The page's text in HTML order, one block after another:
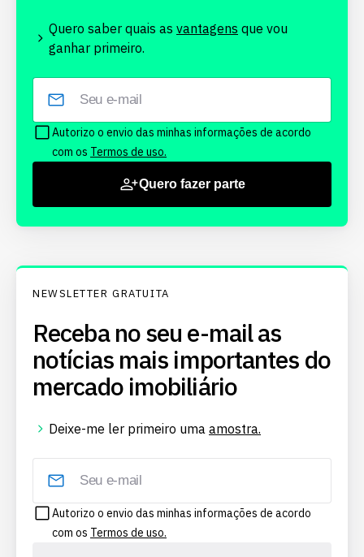
Quero saber quais as vantagens que vou
ganhar primeiro.
Autorizo o envio das minhas informações de acordo
com os Termos de uso.
Quero fazer parte
NEWSLETTER GRATUITA
Receba no seu e-mail as
notícias mais importantes do
mercado imobiliário
Deixe-me ler primeiro uma amostra.
Autorizo o envio das minhas informações de acordo
com os Termos de uso.